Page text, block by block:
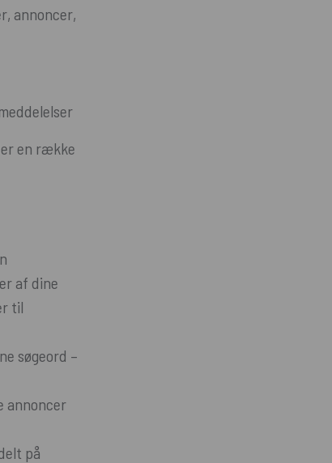
annoncer,
en række
af dine
til
søgeord –
annoncer
på